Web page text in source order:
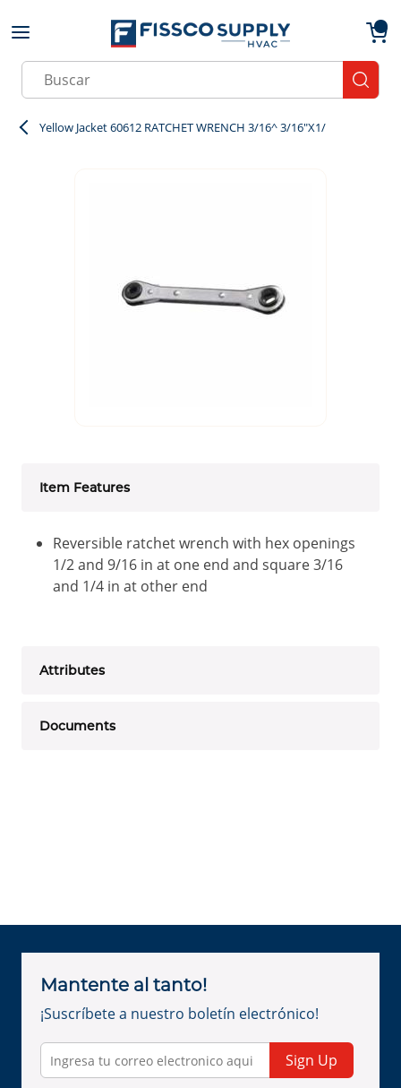
Skip to main content
Site Search
Yellow Jacket 60612 RATCHET WRENCH 3/16^ 3/16"X1/
Item Features
Reversible ratchet wrench with hex openings
1/2 and 9/16 in at one end and square 3/16
and 1/4 in at other end
Attributes
Documents
Mantente al tanto!
¡Suscríbete a nuestro boletín electrónico!
Sign Up